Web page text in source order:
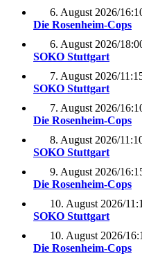
6. August 2026/
Die Rosenheim-Cops
6. August 2026/
SOKO Stuttgart
7. August 2026/
SOKO Stuttgart
7. August 2026/
Die Rosenheim-Cops
8. August 2026/
SOKO Stuttgart
9. August 2026/
Die Rosenheim-Cops
10. August 2026/
SOKO Stuttgart
10. August 2026/
Die Rosenheim-Cops